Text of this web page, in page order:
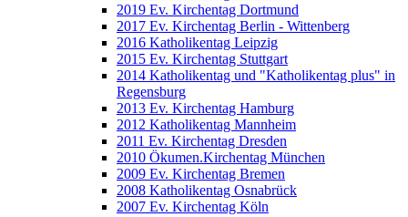
2019 Ev. Kirchentag Dortmund
2017 Ev. Kirchentag Berlin - Wittenberg
2016 Katholikentag Leipzig
2015 Ev. Kirchentag Stuttgart
2014 Katholikentag und "Katholikentag plus" in
Regensburg
2013 Ev. Kirchentag Hamburg
2012 Katholikentag Mannheim
2011 Ev. Kirchentag Dresden
2010 Ökumen.Kirchentag München
2009 Ev. Kirchentag Bremen
2008 Katholikentag Osnabrück
2007 Ev. Kirchentag Köln